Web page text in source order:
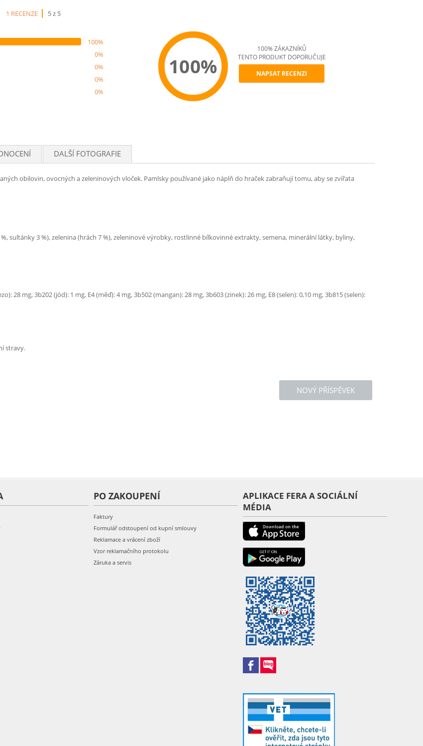
1 RECENZE 5 z 5
100%
0%
0%
0%
0%
100%
100% ZÁKAZNÍKŮ
TENTO PRODUKT DOPORUČUJE
NAPSAT RECENZI
DALŠÍ FOTOGRAFIE
obilovin, ovocných a zeleninových vloček. Pamlsky používané jako náplň do hraček zabraňují tomu, aby se zvířata
sultánky 3 %), zelenina (hrách 7 %), zeleninové výrobky, rostlinné bílkovinné extrakty, semena, minerální látky, byliny,
28 mg, 3b202 (jód): 1 mg, E4 (měď): 4 mg, 3b502 (mangan): 28 mg, 3b603 (zinek): 26 mg, E8 (selen): 0,10 mg, 3b815 (selen):
stravy.
NOVÝ PŘÍSPĚVEK
PO ZAKOUPENÍ
Faktury
Formulář odstoupení od kupní smlouvy
Reklamace a vrácení zboží
Vzor reklamačního protokolu
Záruka a servis
APLIKACE FERA A SOCIÁLNÍ
MÉDIA